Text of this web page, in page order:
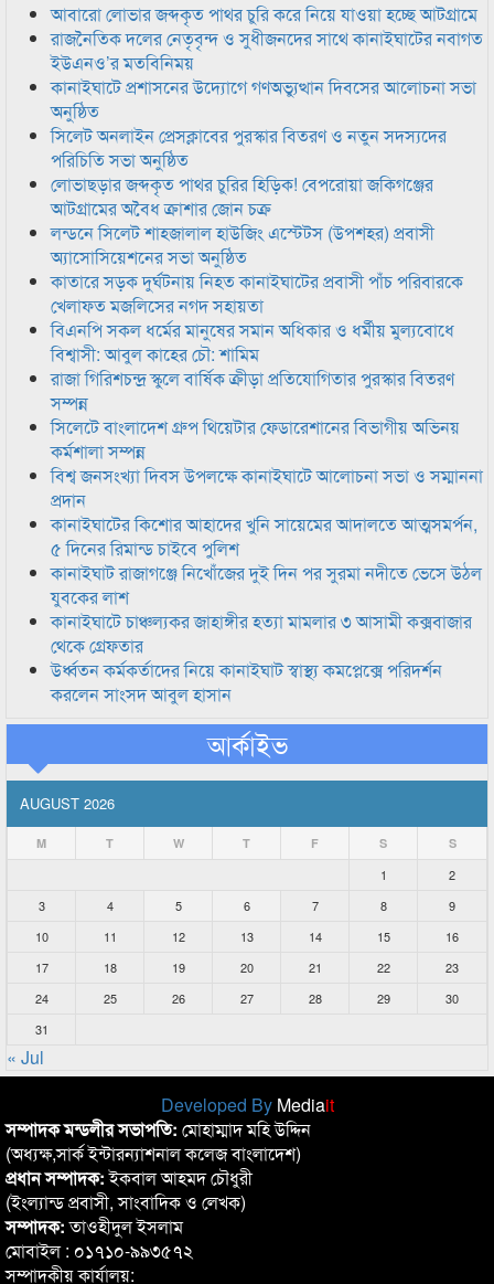
আবারো লোভার জব্দকৃত পাথর চুরি করে নিয়ে যাওয়া হচ্ছে আটগ্রামে
রাজনৈতিক দলের নেতৃবৃন্দ ও সুধীজনদের সাথে কানাইঘাটের নবাগত
ইউএনও’র মতবিনিময়
কানাইঘাটে প্রশাসনের উদ্যোগে গণঅভ্যুত্থান দিবসের আলোচনা সভা
অনুষ্ঠিত
সিলেট অনলাইন প্রেসক্লাবের পুরস্কার বিতরণ ও নতুন সদস্যদের
পরিচিতি সভা অনুষ্ঠিত
লোভাছড়ার জব্দকৃত পাথর চুরির হিড়িক! বেপরোয়া জকিগঞ্জের
আটগ্রামের অবৈধ ক্রাশার জোন চক্র
লন্ডনে সিলেট শাহজালাল হাউজিং এস্টেটস (উপশহর) প্রবাসী
অ্যাসোসিয়েশনের সভা অনুষ্ঠিত
কাতারে সড়ক দুর্ঘটনায় নিহত কানাইঘাটের প্রবাসী পাঁচ পরিবারকে
খেলাফত মজলিসের নগদ সহায়তা
বিএনপি সকল ধর্মের মানুষের সমান অধিকার ও ধর্মীয় মুল্যবোধে
বিশ্বাসী: আবুল কাহের চৌ: শামিম
রাজা গিরিশচন্দ্র স্কুলে বার্ষিক ক্রীড়া প্রতিযোগিতার পুরস্কার বিতরণ
সম্পন্ন
সিলেটে বাংলাদেশ গ্রুপ থিয়েটার ফেডারেশানের বিভাগীয় অভিনয়
কর্মশালা সম্পন্ন
বিশ্ব জনসংখ্যা দিবস উপলক্ষে কানাইঘাটে আলোচনা সভা ও সম্মাননা
প্রদান
কানাইঘাটের কিশোর আহাদের খুনি সায়েমের আদালতে আত্মসমর্পন,
৫ দিনের রিমান্ড চাইবে পুলিশ
কানাইঘাট রাজাগঞ্জে নিখোঁজের দুই দিন পর সুরমা নদীতে ভেসে উঠল
যুবকের লাশ
কানাইঘাটে চাঞ্চল্যকর জাহাঙ্গীর হত্যা মামলার ৩ আসামী কক্সবাজার
থেকে গ্রেফতার
উর্ধ্বতন কর্মকর্তাদের নিয়ে কানাইঘাট স্বাস্থ্য কমপ্লেক্সে পরিদর্শন
করলেন সাংসদ আবুল হাসান
আর্কাইভ
AUGUST 2026
M T W T F S S
1
2
3
4 5 6 7 8
9
10
11 12 13 14 15
16
17
18 19 20 21 22
23
24
25 26 27 28 29
30
31
« Jul
Developed By Mediait
সম্পাদক মন্ডলীর সভাপতি: মোহাম্মাদ মহি উদ্দিন
(অধ্যক্ষ,সার্ক ইন্টারন্যাশনাল কলেজ বাংলাদেশ)
প্রধান সম্পাদক:ইকবাল আহমদ চৌধুরী
(ইংল্যান্ড প্রবাসী, সাংবাদিক ও লেখক)
সম্পাদক:তাওহীদুল ইসলাম
মোবাইল : ০১৭১০-৯৯৩৫৭২
সম্পাদকীয় কার্যালয়: